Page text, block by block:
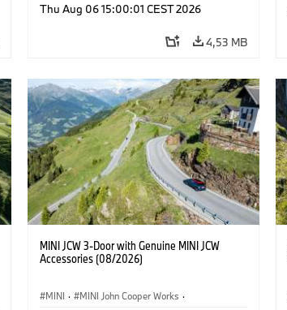
Προαιρετικός εξοπλισμός, αξεσουάρ
Thu Aug 06 15:00:01 CEST 2026
4,53 MB
MINI JCW 3-Door with Genuine MINI JCW
Accessories (08/2026)
MINI · MINI John Cooper Works ·